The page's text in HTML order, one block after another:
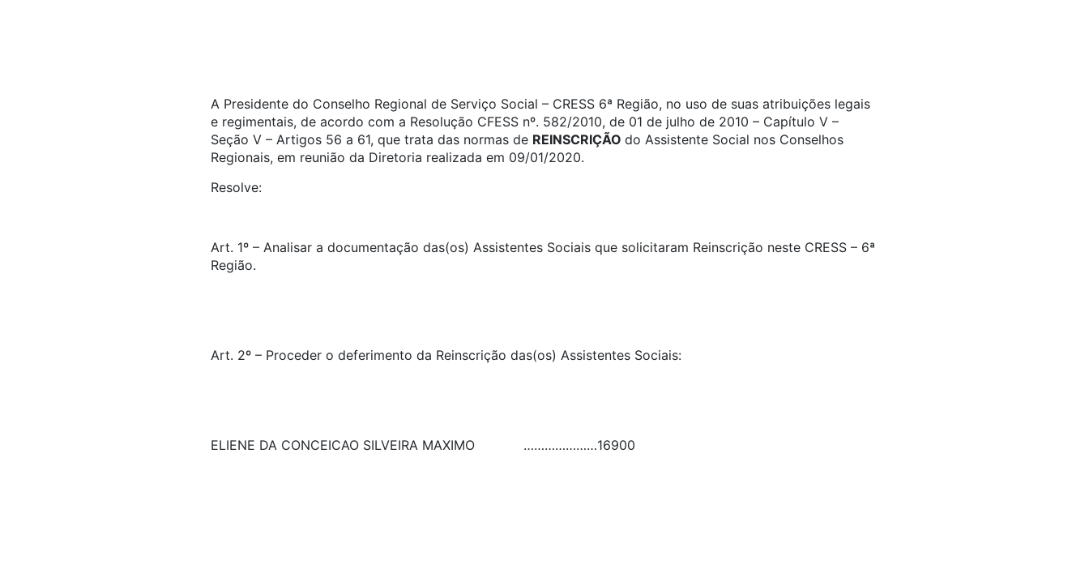
A Presidente do Conselho Regional de Serviço Social – CRESS 6ª Região, no uso de suas atribuições legais
e regimentais, de acordo com a Resolução CFESS nº. 582/2010, de 01 de julho de 2010 – Capítulo V –
Seção V – Artigos 56 a 61, que trata das normas de REINSCRIÇÃO do Assistente Social nos Conselhos
Regionais, em reunião da Diretoria realizada em 09/01/2020.
Resolve:
Art. 1º – Analisar a documentação das(os) Assistentes Sociais que solicitaram Reinscrição neste CRESS – 6ª
Região.
Art. 2º – Proceder o deferimento da Reinscrição das(os) Assistentes Sociais:
ELIENE DA CONCEICAO SILVEIRA MAXIMO …………………16900